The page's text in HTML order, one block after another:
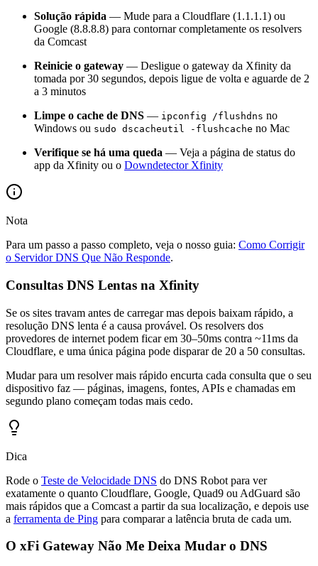
Solução rápida — Mude para a Cloudflare (1.1.1.1) ou
Google (8.8.8.8) para contornar completamente os resolvers
da Comcast
Reinicie o gateway — Desligue o gateway da Xfinity da
tomada por 30 segundos, depois ligue de volta e aguarde de 2
a 3 minutos
Limpe o cache de DNS — ipconfig /flushdns no
Windows ou sudo dscacheutil -flushcache no Mac
Verifique se há uma queda — Veja a página de status do
app da Xfinity ou o Downdetector Xfinity
Nota
Para um passo a passo completo, veja o nosso guia: Como Corrigir
o Servidor DNS Que Não Responde.
Consultas DNS Lentas na Xfinity
Se os sites travam antes de carregar mas depois baixam rápido, a
resolução DNS lenta é a causa provável. Os resolvers dos
provedores de internet podem ficar em 30–50ms contra ~11ms da
Cloudflare, e uma única página pode disparar de 20 a 50 consultas.
Mudar para um resolver mais rápido encurta cada consulta que o seu
dispositivo faz — páginas, imagens, fontes, APIs e chamadas em
segundo plano começam todas mais cedo.
Dica
Rode o Teste de Velocidade DNS do DNS Robot para ver
exatamente o quanto Cloudflare, Google, Quad9 ou AdGuard são
mais rápidos que a Comcast a partir da sua localização, e depois use
a ferramenta de Ping para comparar a latência bruta de cada um.
O xFi Gateway Não Me Deixa Mudar o DNS